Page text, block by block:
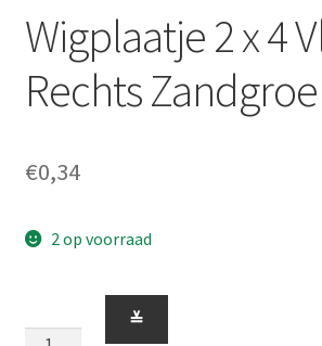
Wigplaatje 2 x 4
Rechts
€0,34
2 op voorraad
2
≚